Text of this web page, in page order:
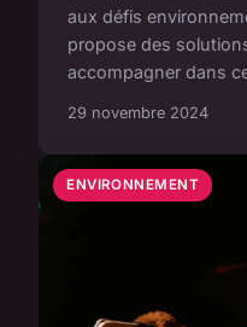
aux défis
propose des
accompagner dans
29 novembre 2024
ENVIRONNEMENT